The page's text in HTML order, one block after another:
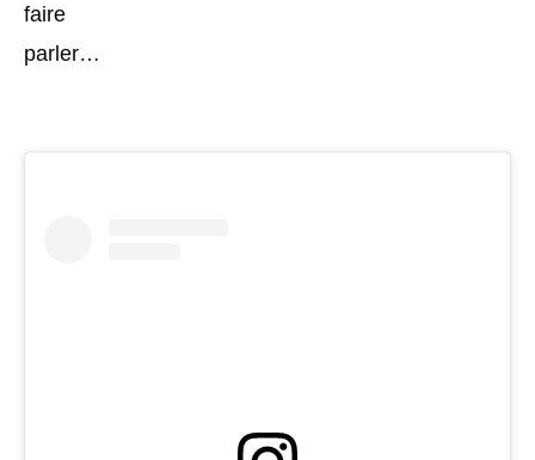
faire
parler…